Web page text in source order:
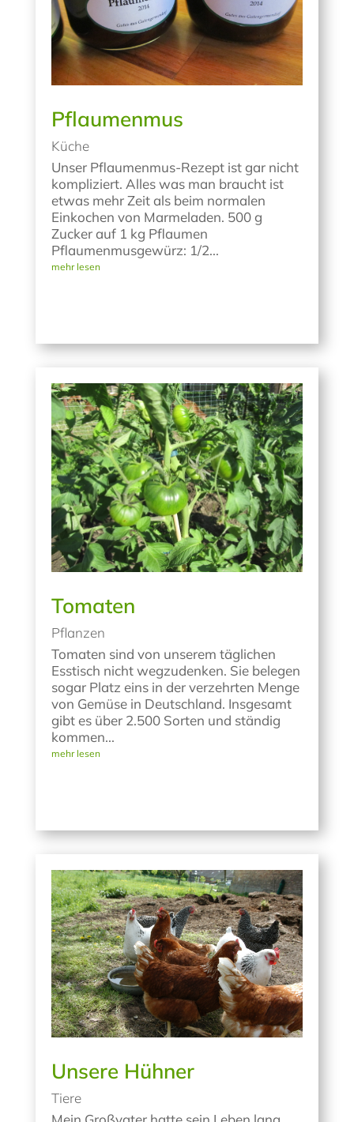
Pflaumenmus
Küche
Unser Pflaumenmus-Rezept ist gar nicht
kompliziert. Alles was man braucht ist
etwas mehr Zeit als beim normalen
Einkochen von Marmeladen. 500 g
Zucker auf 1 kg Pflaumen
Pflaumenmusgewürz: 1/2...
mehr lesen
Tomaten
Pflanzen
Tomaten sind von unserem täglichen
Esstisch nicht wegzudenken. Sie belegen
sogar Platz eins in der verzehrten Menge
von Gemüse in Deutschland. Insgesamt
gibt es über 2.500 Sorten und ständig
kommen...
mehr lesen
Unsere Hühner
Tiere